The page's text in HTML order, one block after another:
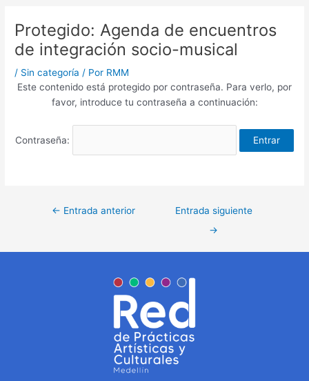
Protegido: Agenda de encuentros
de integración socio-musical
/ Sin categoría / Por RMM
Este contenido está protegido por contraseña. Para verlo, por
favor, introduce tu contraseña a continuación:
Contraseña:
← Entrada anterior
Entrada siguiente
→